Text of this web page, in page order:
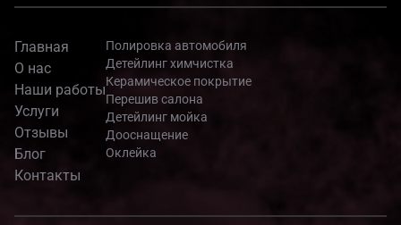
Главная
О нас
Наши работы
Услуги
Отзывы
Блог
Контакты
Полировка автомобиля
Детейлинг химчистка
Керамическое покрытие
Перешив салона
Детейлинг мойка
Дооснащение
Оклейка